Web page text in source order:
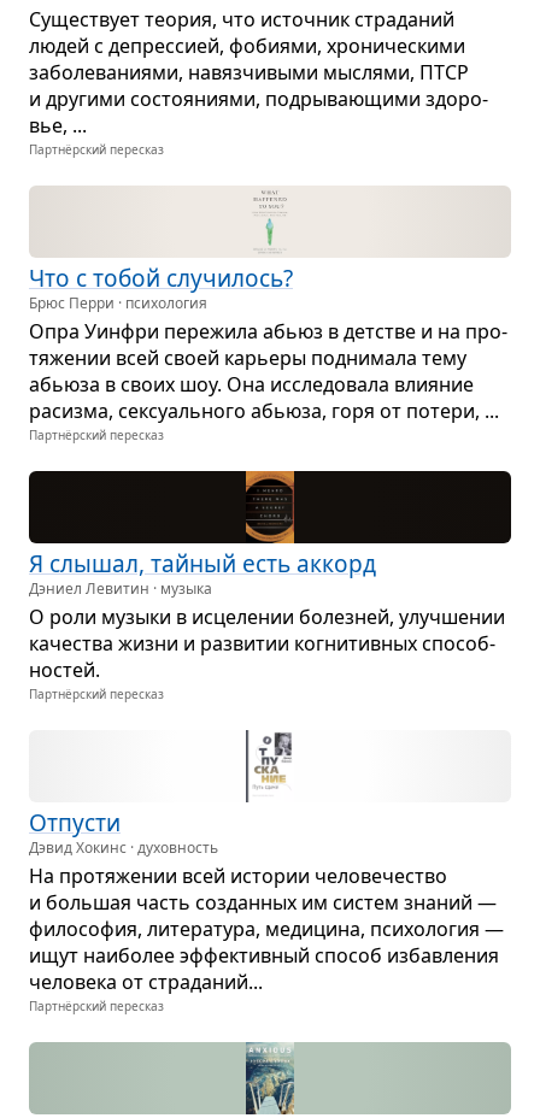
Суще­ствует тео­рия, что источ­ник стра­да­ний
людей с депрес­сией, фоби­ями, хро­ни­че­скими
забо­ле­ва­ни­ями, навяз­чи­выми мыс­лями, ПТСР
и дру­гими состо­я­ни­ями, под­ры­ва­ю­щими здо­ро­
вье, ...
Партнёрский пересказ
Что с тобой слу­чи­лось?
Брюс Перри · психология
Опра Уин­фри пере­жила абьюз в дет­стве и на про­
тя­же­нии всей своей карьеры под­ни­мала тему
абьюза в своих шоу. Она иссле­до­вала вли­я­ние
расизма, сек­су­аль­ного абьюза, горя от потери, ...
Партнёрский пересказ
Я слы­шал, тай­ный есть аккорд
Дэниел Левитин · музыка
О роли музыки в исце­ле­нии болез­ней, улуч­ше­нии
каче­ства жизни и раз­ви­тии когни­тив­ных спо­соб­
но­стей.
Партнёрский пересказ
Отпу­сти
Дэвид Хокинс · духовность
На про­тя­же­нии всей исто­рии чело­ве­че­ство
и боль­шая часть создан­ных им систем зна­ний —
фило­со­фия, лите­ра­тура, меди­цина, пси­хо­ло­гия —
ищут наи­бо­лее эффек­тив­ный спо­соб избав­ле­ния
чело­века от стра­да­ний...
Партнёрский пересказ